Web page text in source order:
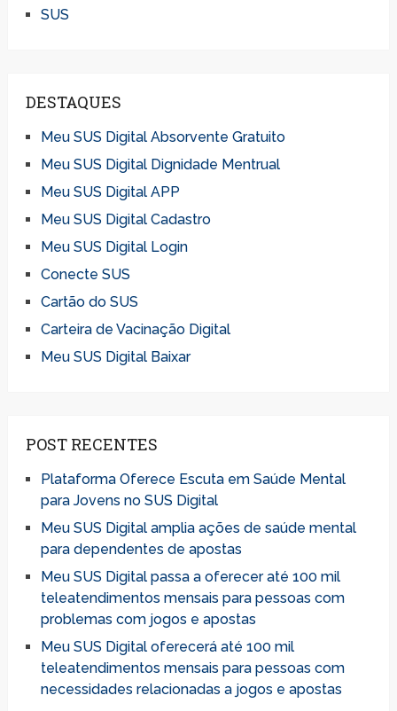
SUS
DESTAQUES
Meu SUS Digital Absorvente Gratuito
Meu SUS Digital Dignidade Mentrual
Meu SUS Digital APP
Meu SUS Digital Cadastro
Meu SUS Digital Login
Conecte SUS
Cartão do SUS
Carteira de Vacinação Digital
Meu SUS Digital Baixar
POST RECENTES
Plataforma Oferece Escuta em Saúde Mental
para Jovens no SUS Digital
Meu SUS Digital amplia ações de saúde mental
para dependentes de apostas
Meu SUS Digital passa a oferecer até 100 mil
teleatendimentos mensais para pessoas com
problemas com jogos e apostas
Meu SUS Digital oferecerá até 100 mil
teleatendimentos mensais para pessoas com
necessidades relacionadas a jogos e apostas